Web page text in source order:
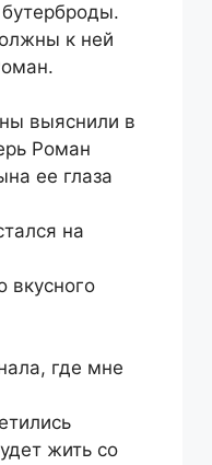
к ней
выяснили в
Роман
ее глаза
на
вкусного
где мне
жить со